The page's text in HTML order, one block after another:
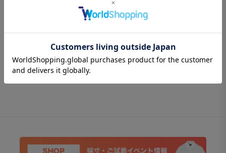
Journey Coverall Jacket スーピマコットン デニム ホワ